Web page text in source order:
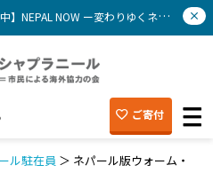
NOW ー変わりゆくネパールを知ろう(9/12）
ご寄付
ル駐在員 ＞ ネパール版ウォーム・